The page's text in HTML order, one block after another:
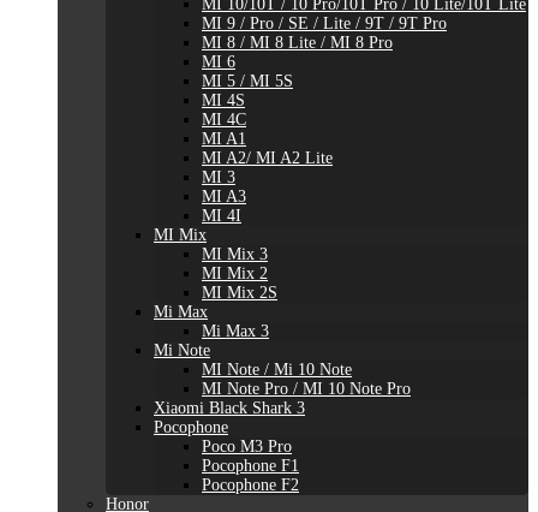
MI 10/10T / 10 Pro/10T Pro / 10 Lite/10T Lite
MI 9 / Pro / SE / Lite / 9T / 9T Pro
MI 8 / MI 8 Lite / MI 8 Pro
MI 6
MI 5 / MI 5S
MI 4S
MI 4C
MI A1
MI A2/ MI A2 Lite
MI 3
MI A3
MI 4I
MI Mix
MI Mix 3
MI Mix 2
MI Mix 2S
Mi Max
Mi Max 3
Mi Note
MI Note / Mi 10 Note
MI Note Pro / MI 10 Note Pro
Xiaomi Black Shark 3
Pocophone
Poco M3 Pro
Pocophone F1
Pocophone F2
Honor